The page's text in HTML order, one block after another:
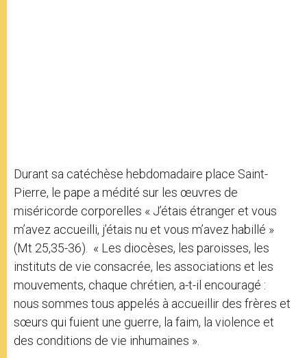
Durant sa catéchèse hebdomadaire place Saint-
Pierre, le pape a médité sur les œuvres de
miséricorde corporelles « J’étais étranger et vous
m’avez accueilli, j’étais nu et vous m’avez habillé »
(Mt 25,35-36). « Les diocèses, les paroisses, les
instituts de vie consacrée, les associations et les
mouvements, chaque chrétien, a-t-il encouragé :
nous sommes tous appelés à accueillir des frères et
sœurs qui fuient une guerre, la faim, la violence et
des conditions de vie inhumaines ».